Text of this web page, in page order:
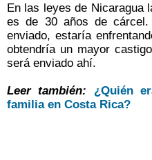
En las leyes de Nicaragua
es de 30 años de
enviado, estaría
obtendría un mayor
será enviado ahí.
Leer también:
¿Quién
familia en Costa Rica?